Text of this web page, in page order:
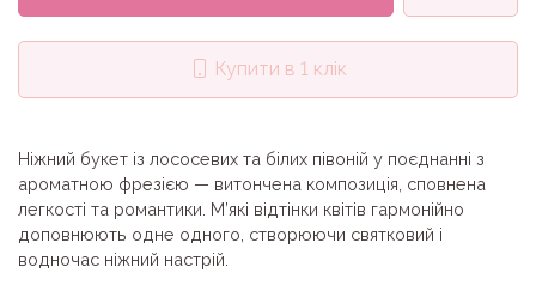
Ніжний букет із лососевих та білих півоній у поєднанні з
ароматною фрезією — витончена композиція, сповнена
легкості та романтики. М’які відтінки квітів гармонійно
доповнюють одне одного, створюючи святковий і
водночас ніжний настрій.
Купити в 1 клік